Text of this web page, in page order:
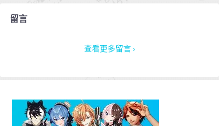
留言
查看更多留言 ›